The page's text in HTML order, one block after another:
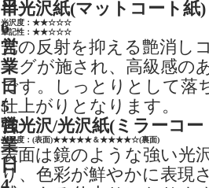
半光沢紙(マットコート紙)
光沢度：★★☆☆☆
筆記性：★★☆☆☆
光の反射を抑える艶消し
ングが施され、高級感の
です。しっとりとして落
仕上がりとなります。
強光沢/光沢紙(ミラーコー
光沢度：(表面)★★★★★＆★★★★☆(裏面)
表面は鏡のような強い光
り、色彩が鮮やかに表現
日
6
営
業
日
5
営
業
日